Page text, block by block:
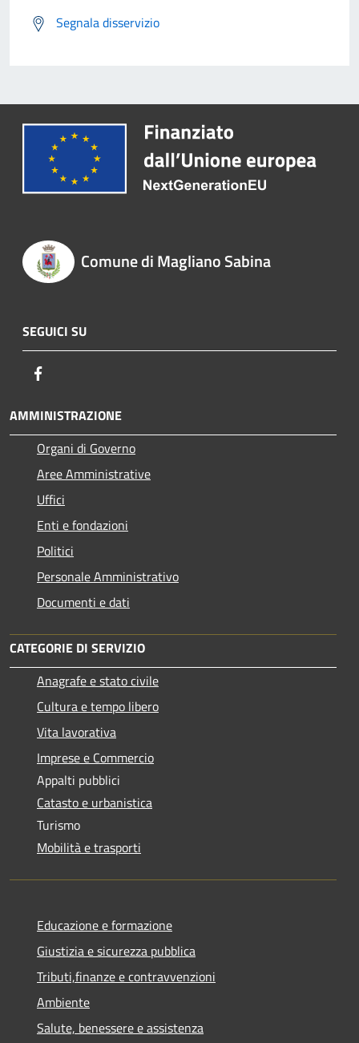
Segnala disservizio
Comune di Magliano Sabina
SEGUICI SU
AMMINISTRAZIONE
Organi di Governo
Aree Amministrative
Uffici
Enti e fondazioni
Politici
Personale Amministrativo
Documenti e dati
CATEGORIE DI SERVIZIO
Anagrafe e stato civile
Cultura e tempo libero
Vita lavorativa
Imprese e Commercio
Appalti pubblici
Catasto e urbanistica
Turismo
Mobilità e trasporti
Educazione e formazione
Giustizia e sicurezza pubblica
Tributi,finanze e contravvenzioni
Ambiente
Salute, benessere e assistenza